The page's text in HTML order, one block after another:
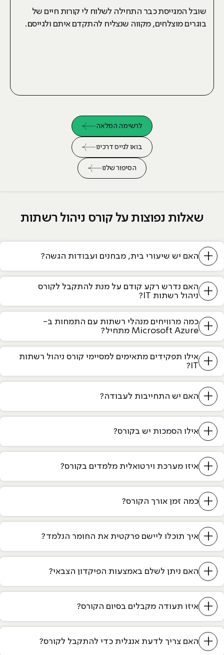
שובל המגייסת כבר התחילה לשלוח לי קורות חיים של
בוגרים מוצלחים, מקווה שנצליח להתקדם איתם ולגייסם.
לרשימה המלאה
בואו לגייס דרכינו
הסיפור שלנו
שאלות נפוצות על קורס ניהול רשתות
+ האם יש שיעורי בית, מבחנים ועבודות הגשה?
+
האם נדרש רקע קודם על מנת להתקבל לקורס
ניהול רשתות IT?
+
כמה מרוויחים מנהלי רשתות עם התמחות ב-
Microsoft Azure מתחיל?
+
אילו תפקידים מתאימים למסיימי קורס ניהול רשתות
IT?
+ האם יש התחייבות לעבודה?
+ אילו הסמכות יש בקורס?
+ איזו מערכת וירטואלית מלמדים בקורס?
+ כמה זמן אורך הקורס?
+ איך תוכלו ליישם פרקטית את החומר הנלמד?
+ האם ניתן לשלם באמצעות הפיקדון הצבאי?
+ איזו תעודה מקבלים בסיום הקורס?
+ האם צריך לדעת אנגלית כדי להתקבל לקורס?